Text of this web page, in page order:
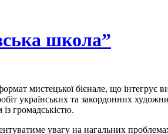
школа”
мистецької бієнале, що
українських та закордонних
громадськістю.
увагу на нагальних